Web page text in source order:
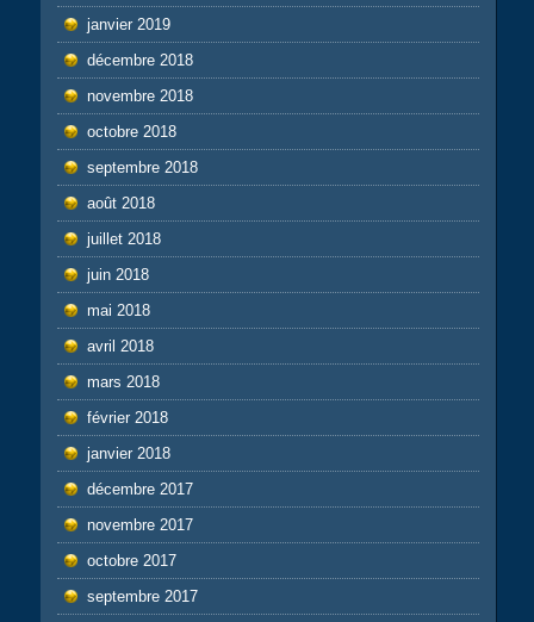
janvier 2019
décembre 2018
novembre 2018
octobre 2018
septembre 2018
août 2018
juillet 2018
juin 2018
mai 2018
avril 2018
mars 2018
février 2018
janvier 2018
décembre 2017
novembre 2017
octobre 2017
septembre 2017